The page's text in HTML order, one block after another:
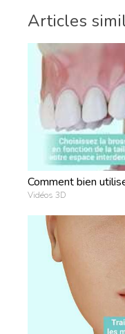
Articles
Comment bien
Vidéos 3D